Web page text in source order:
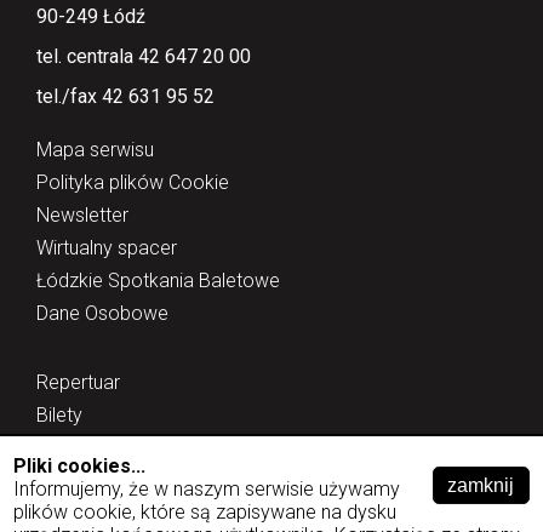
90-249 Łódź
tel. centrala 42 647 20 00
tel./fax 42 631 95 52
Mapa serwisu
Polityka plików Cookie
Newsletter
Wirtualny spacer
Łódzkie Spotkania Baletowe
Dane Osobowe
Repertuar
Bilety
O teatrze
Inne
Pliki cookies...
Informujemy, że w naszym serwisie używamy
plików cookie, które są zapisywane na dysku